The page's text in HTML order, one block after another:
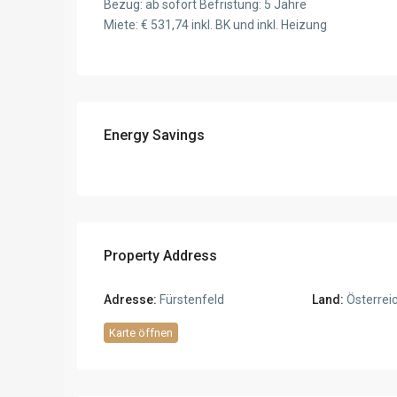
Bezug: ab sofort Befristung: 5 Jahre
Miete: € 531,74 inkl. BK und inkl. Heizung
Energy Savings
Property Address
Adresse: Fürstenfeld Land:
Karte öffnen